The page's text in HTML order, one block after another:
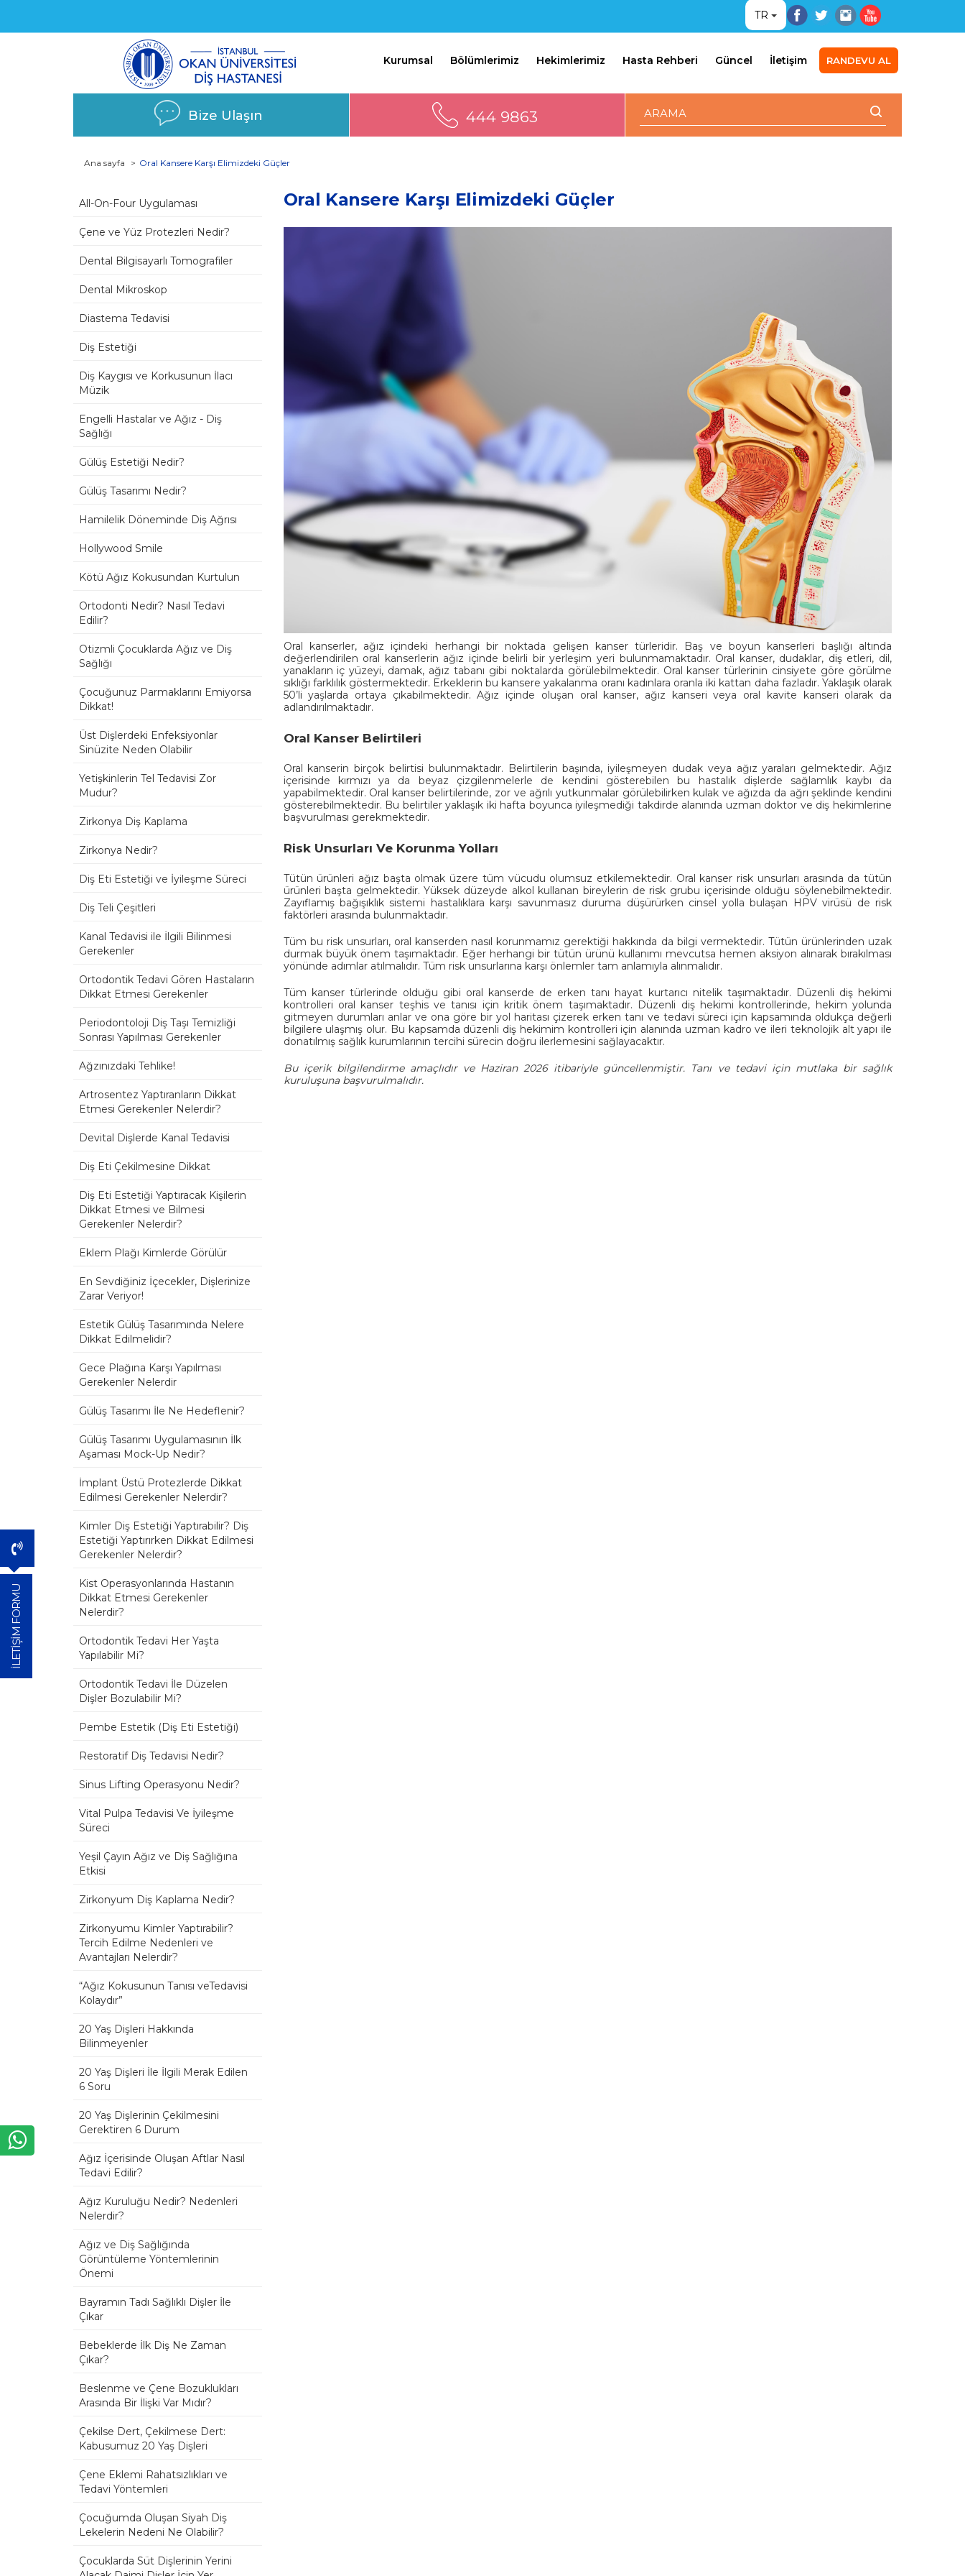
İLETİŞİM FORMU
TR
Kurumsal Bölümlerimiz Hekimlerimiz Hasta Rehberi Güncel İletişim RANDEVU AL
Bize Ulaşın 444 9863
Ana sayfa Oral Kansere Karşı Elimizdeki Güçler
All-On-Four Uygulaması
Çene ve Yüz Protezleri Nedir?
Dental Bilgisayarlı Tomografiler
Dental Mikroskop
Diastema Tedavisi
Diş Estetiği
Diş Kaygısı ve Korkusunun İlacı
Müzik
Engelli Hastalar ve Ağız - Diş
Sağlığı
Gülüş Estetiği Nedir?
Gülüş Tasarımı Nedir?
Hamilelik Döneminde Diş Ağrısı
Hollywood Smile
Kötü Ağız Kokusundan Kurtulun
Ortodonti Nedir? Nasıl Tedavi
Edilir?
Otizmli Çocuklarda Ağız ve Diş
Sağlığı
Çocuğunuz Parmaklarını Emiyorsa
Dikkat!
Üst Dişlerdeki Enfeksiyonlar
Sinüzite Neden Olabilir
Yetişkinlerin Tel Tedavisi Zor
Mudur?
Zirkonya Diş Kaplama
Zirkonya Nedir?
Diş Eti Estetiği ve İyileşme Süreci
Diş Teli Çeşitleri
Kanal Tedavisi ile İlgili Bilinmesi
Gerekenler
Ortodontik Tedavi Gören Hastaların
Dikkat Etmesi Gerekenler
Periodontoloji Diş Taşı Temizliği
Sonrası Yapılması Gerekenler
Ağzınızdaki Tehlike!
Artrosentez Yaptıranların Dikkat
Etmesi Gerekenler Nelerdir?
Devital Dişlerde Kanal Tedavisi
Diş Eti Çekilmesine Dikkat
Diş Eti Estetiği Yaptıracak Kişilerin
Dikkat Etmesi ve Bilmesi
Gerekenler Nelerdir?
Eklem Plağı Kimlerde Görülür
En Sevdiğiniz İçecekler, Dişlerinize
Zarar Veriyor!
Estetik Gülüş Tasarımında Nelere
Dikkat Edilmelidir?
Gece Plağına Karşı Yapılması
Gerekenler Nelerdir
Gülüş Tasarımı İle Ne Hedeflenir?
Gülüş Tasarımı Uygulamasının İlk
Aşaması Mock-Up Nedir?
İmplant Üstü Protezlerde Dikkat
Edilmesi Gerekenler Nelerdir?
Kimler Diş Estetiği Yaptırabilir? Diş
Estetiği Yaptırırken Dikkat Edilmesi
Gerekenler Nelerdir?
Kist Operasyonlarında Hastanın
Dikkat Etmesi Gerekenler
Nelerdir?
Ortodontik Tedavi Her Yaşta
Yapılabilir Mi?
Ortodontik Tedavi İle Düzelen
Dişler Bozulabilir Mi?
Pembe Estetik (Diş Eti Estetiği)
Restoratif Diş Tedavisi Nedir?
Sinus Lifting Operasyonu Nedir?
Vital Pulpa Tedavisi Ve İyileşme
Süreci
Yeşil Çayın Ağız ve Diş Sağlığına
Etkisi
Zirkonyum Diş Kaplama Nedir?
Zirkonyumu Kimler Yaptırabilir?
Tercih Edilme Nedenleri ve
Avantajları Nelerdir?
“Ağız Kokusunun Tanısı veTedavisi
Kolaydır”
20 Yaş Dişleri Hakkında
Bilinmeyenler
20 Yaş Dişleri İle İlgili Merak Edilen
6 Soru
20 Yaş Dişlerinin Çekilmesini
Gerektiren 6 Durum
Ağız İçerisinde Oluşan Aftlar Nasıl
Tedavi Edilir?
Ağız Kuruluğu Nedir? Nedenleri
Nelerdir?
Ağız ve Diş Sağlığında
Görüntüleme Yöntemlerinin
Önemi
Bayramın Tadı Sağlıklı Dişler İle
Çıkar
Bebeklerde İlk Diş Ne Zaman
Çıkar?
Beslenme ve Çene Bozuklukları
Arasında Bir İlişki Var Mıdır?
Çekilse Dert, Çekilmese Dert:
Kabusumuz 20 Yaş Dişleri
Çene Eklemi Rahatsızlıkları ve
Tedavi Yöntemleri
Çocuğumda Oluşan Siyah Diş
Lekelerin Nedeni Ne Olabilir?
Çocuklarda Süt Dişlerinin Yerini
Oral Kansere Karşı Elimizdeki Güçler
Oral kanserler, ağız içindeki herhangi bir noktada gelişen kanser türleridir. Baş ve boyun kanserleri başlığı altında
değerlendirilen oral kanserlerin ağız içinde belirli bir yerleşim yeri bulunmamaktadır. Oral kanser, dudaklar, diş etleri, dil,
yanakların iç yüzeyi, damak, ağız tabanı gibi noktalarda görülebilmektedir. Oral kanser türlerinin cinsiyete göre görülme
sıklığı farklılık göstermektedir. Erkeklerin bu kansere yakalanma oranı kadınlara oranla iki kattan daha fazladır. Yaklaşık olarak
50’li yaşlarda ortaya çıkabilmektedir. Ağız içinde oluşan oral kanser, ağız kanseri veya oral kavite kanseri olarak da
adlandırılmaktadır.
Oral Kanser Belirtileri
Oral kanserin birçok belirtisi bulunmaktadır. Belirtilerin başında, iyileşmeyen dudak veya ağız yaraları gelmektedir. Ağız
içerisinde kırmızı ya da beyaz çizgilenmelerle de kendini gösterebilen bu hastalık dişlerde sağlamlık kaybı da
yapabilmektedir. Oral kanser belirtilerinde, zor ve ağrılı yutkunmalar görülebilirken kulak ve ağızda da ağrı şeklinde kendini
gösterebilmektedir. Bu belirtiler yaklaşık iki hafta boyunca iyileşmediği takdirde alanında uzman doktor ve diş hekimlerine
başvurulması gerekmektedir.
Risk Unsurları Ve Korunma Yolları
Tütün ürünleri ağız başta olmak üzere tüm vücudu olumsuz etkilemektedir. Oral kanser risk unsurları arasında da tütün
ürünleri başta gelmektedir. Yüksek düzeyde alkol kullanan bireylerin de risk grubu içerisinde olduğu söylenebilmektedir.
Zayıflamış bağışıklık sistemi hastalıklara karşı savunmasız duruma düşürürken cinsel yolla bulaşan HPV virüsü de risk
faktörleri arasında bulunmaktadır.
Tüm bu risk unsurları, oral kanserden nasıl korunmamız gerektiği hakkında da bilgi vermektedir. Tütün ürünlerinden uzak
durmak büyük önem taşımaktadır. Eğer herhangi bir tütün ürünü kullanımı mevcutsa hemen aksiyon alınarak bırakılması
yönünde adımlar atılmalıdır. Tüm risk unsurlarına karşı önlemler tam anlamıyla alınmalıdır.
Tüm kanser türlerinde olduğu gibi oral kanserde de erken tanı hayat kurtarıcı nitelik taşımaktadır. Düzenli diş hekimi
kontrolleri oral kanser teşhis ve tanısı için kritik önem taşımaktadır. Düzenli diş hekimi kontrollerinde, hekim yolunda
gitmeyen durumları anlar ve ona göre bir yol haritası çizerek erken tanı ve tedavi süreci için kapsamında oldukça değerli
bilgilere ulaşmış olur. Bu kapsamda düzenli diş hekimim kontrolleri için alanında uzman kadro ve ileri teknolojik alt yapı ile
donatılmış sağlık kurumlarının tercihi sürecin doğru ilerlemesini sağlayacaktır.
Bu içerik bilgilendirme amaçlıdır ve Haziran 2026 itibariyle güncellenmiştir. Tanı ve tedavi için mutlaka bir sağlık
kuruluşuna başvurulmalıdır.